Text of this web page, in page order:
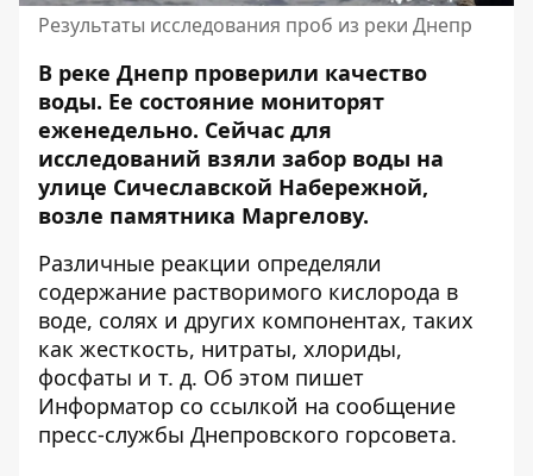
Результаты исследования проб из реки Днепр
В реке Днепр проверили качество
воды. Ее состояние мониторят
еженедельно. Сейчас для
исследований взяли забор воды на
улице Сичеславской Набережной,
возле памятника Маргелову.
Различные реакции определяли
содержание растворимого кислорода в
воде, солях и других компонентах, таких
как жесткость, нитраты, хлориды,
фосфаты и т. д. Об этом пишет
Информатор со ссылкой на сообщение
пресс-службы Днепровского горсовета.